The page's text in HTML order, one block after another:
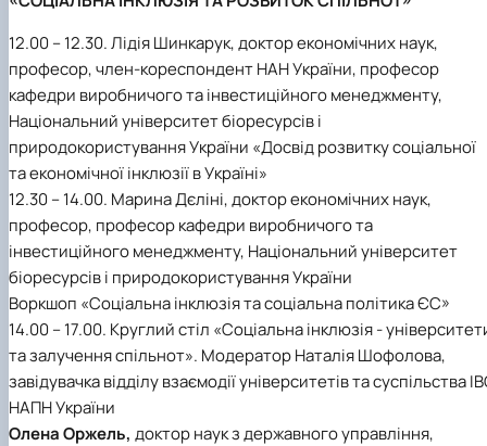
12.00 – 12.30. Лідія Шинкарук, доктор економічних наук,
професор, член-кореспондент НАН України, професор
кафедри виробничого та інвестиційного менеджменту,
Національний університет біоресурсів і
природокористування України «Досвід розвитку соціальної
та економічної інклюзії в Україні»
12.30 – 14.00. Марина Дєліні, доктор економічних наук,
професор, професор кафедри виробничого та
інвестиційного менеджменту, Національний університет
біоресурсів і природокористування України
Воркшоп «Соціальна інклюзія та соціальна політика ЄС»
14.00 – 17.00. Круглий стіл «Соціальна інклюзія -
та залучення спільнот». Модератор Наталія Шофолова,
завідувачка відділу взаємодії університетів та суспільства
НАПН України
Олена Оржель, доктор наук з державного управління,